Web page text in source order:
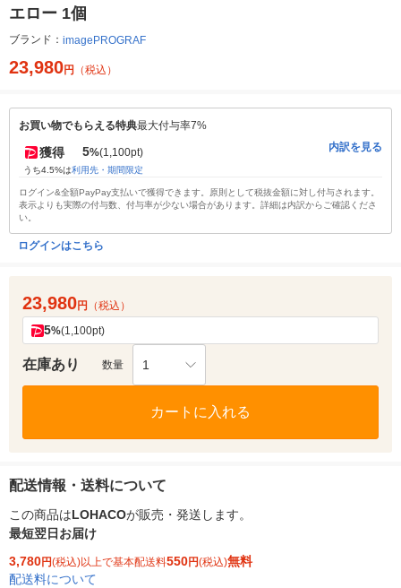
エロー 1個
ブランド： imagePROGRAF
23,980円 （税込）
お買い物でもらえる特典最大付与率7%
獲得 5%(1,100pt)
うち4.5%は利用先・期間限定
内訳を見る
ログイン&全額PayPay支払いで獲得できます。原則として税抜金額に対し付与されます。
表示よりも実際の付与数、付与率が少ない場合があります。詳細は内訳からご確認くださ
い。
ログインはこちら
23,980円 （税込）
5%(1,100pt)
在庫あり 数量 1
カートに入れる
配送情報・送料について
この商品はLOHACOが販売・発送します。
最短翌日お届け
3,780円(税込)以上で基本配送料550円(税込)無料
配送料について